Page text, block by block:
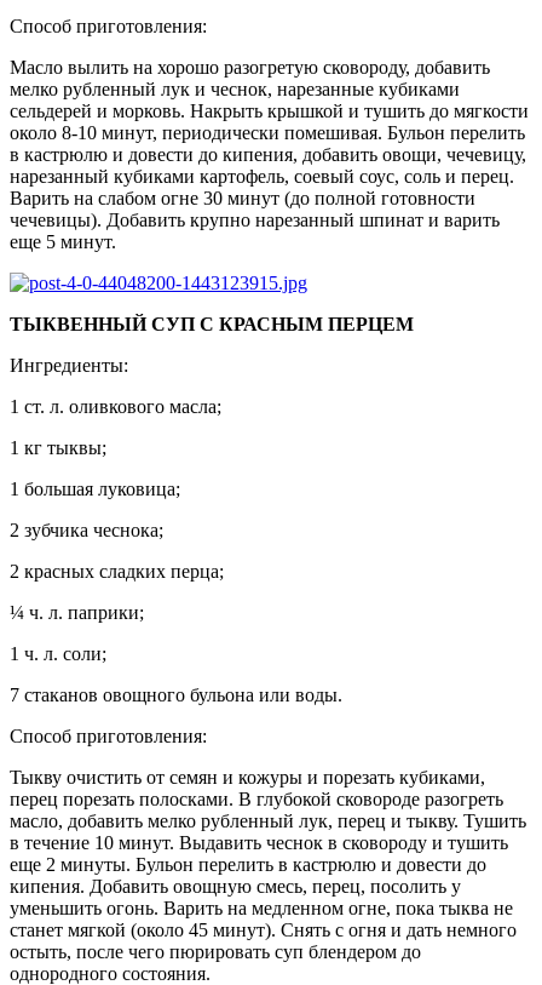
Способ приготовления:
Масло вылить на хорошо разогретую сковороду, добавить
мелко рубленный лук и чеснок, нарезанные кубиками
сельдерей и морковь. Накрыть крышкой и тушить до мягкости
около 8-10 минут, периодически помешивая. Бульон перелить
в кастрюлю и довести до кипения, добавить овощи, чечевицу,
нарезанный кубиками картофель, соевый соус, соль и перец.
Варить на слабом огне 30 минут (до полной готовности
чечевицы). Добавить крупно нарезанный шпинат и варить
еще 5 минут.
ТЫКВЕННЫЙ СУП С КРАСНЫМ ПЕРЦЕМ
Ингредиенты:
1 ст. л. оливкового масла;
1 кг тыквы;
1 большая луковица;
2 зубчика чеснока;
2 красных сладких перца;
¼ ч. л. паприки;
1 ч. л. соли;
7 стаканов овощного бульона или воды.
Способ приготовления:
Тыкву очистить от семян и кожуры и порезать кубиками,
перец порезать полосками. В глубокой сковороде разогреть
масло, добавить мелко рубленный лук, перец и тыкву. Тушить
в течение 10 минут. Выдавить чеснок в сковороду и тушить
еще 2 минуты. Бульон перелить в кастрюлю и довести до
кипения. Добавить овощную смесь, перец, посолить у
уменьшить огонь. Варить на медленном огне, пока тыква не
станет мягкой (около 45 минут). Снять с огня и дать немного
остыть, после чего пюрировать суп блендером до
однородного состояния.